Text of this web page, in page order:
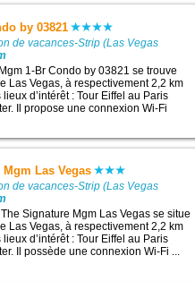
by 03821
de vacances-Strip (Las Vegas
1-Br Condo by 03821 se trouve
Las Vegas, à respectivement 2,2 km
d’intérêt : Tour Eiffel au Paris
Il propose une connexion Wi-Fi
Las Vegas
de vacances-Strip (Las Vegas
The Signature Mgm Las Vegas se situe
Las Vegas, à respectivement 2,2 km
d’intérêt : Tour Eiffel au Paris
Il possède une connexion Wi-Fi ...